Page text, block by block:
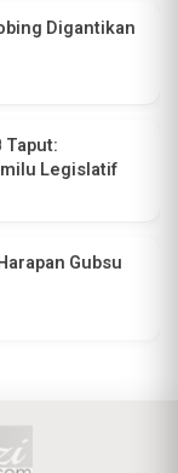
Digantikan
Legislatif
Gubsu